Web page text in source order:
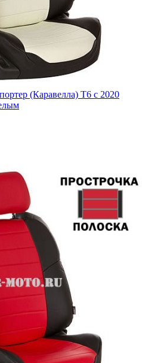
(Каравелла) Т6 с 2020